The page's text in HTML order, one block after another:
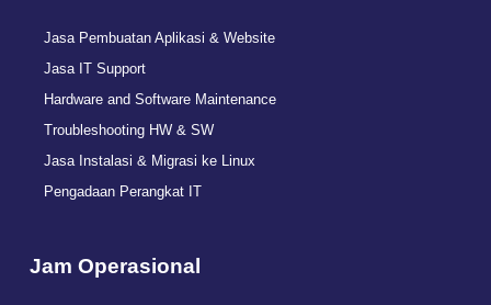
Jasa Pembuatan Aplikasi & Website
Jasa IT Support
Hardware and Software Maintenance
Troubleshooting HW & SW
Jasa Instalasi & Migrasi ke Linux
Pengadaan Perangkat IT
Jam Operasional